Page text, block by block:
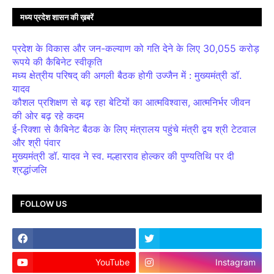
मध्य प्रदेश शासन की ख़बरें
प्रदेश के विकास और जन-कल्याण को गति देने के लिए 30,055 करोड़
रूपये की कैबिनेट स्वीकृति
मध्य क्षेत्रीय परिषद् की अगली बैठक होगी उज्जैन में : मुख्यमंत्री डॉ.
यादव
कौशल प्रशिक्षण से बढ़ रहा बेटियों का आत्मविश्वास, आत्मनिर्भर जीवन
की ओर बढ़ रहे कदम
ई-रिक्शा से कैबिनेट बैठक के लिए मंत्रालय पहुंचे मंत्री द्वय श्री टेटवाल
और श्री पंवार
मुख्यमंत्री डॉ. यादव ने स्व. मल्हारराव होल्कर की पुण्यतिथि पर दी
श्रद्धांजलि
FOLLOW US
YouTube Instagram